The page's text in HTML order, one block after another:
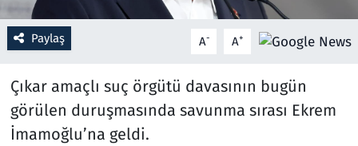
Paylaş A- A+
Çıkar amaçlı suç örgütü davasının bugün
görülen duruşmasında savunma sırası Ekrem
İmamoğlu’na geldi.
Seçim 2023
Teknoloji ve Bilim